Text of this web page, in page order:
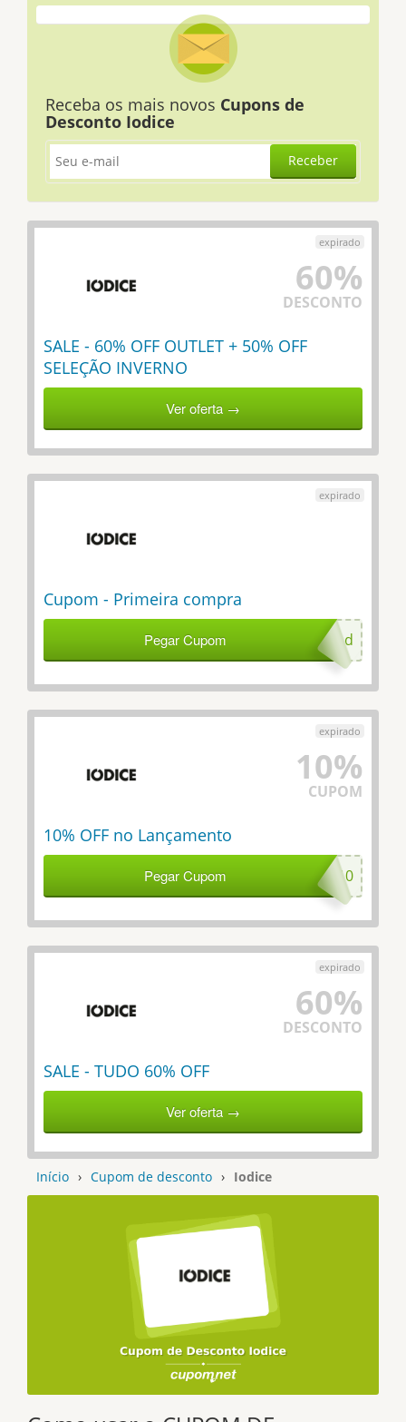
Receba os mais novos Cupons de
Desconto Iodice
Receber
60%
DESCONTO
SALE - 60% OFF OUTLET + 50% OFF
SELEÇÃO INVERNO
Ver oferta →
Cupom - Primeira compra
Pegar Cupom primeiraiod
10%
CUPOM
10% OFF no Lançamento
Pegar Cupom IOD10
60%
DESCONTO
SALE - TUDO 60% OFF
Ver oferta →
Início › Cupom de desconto › Iodice